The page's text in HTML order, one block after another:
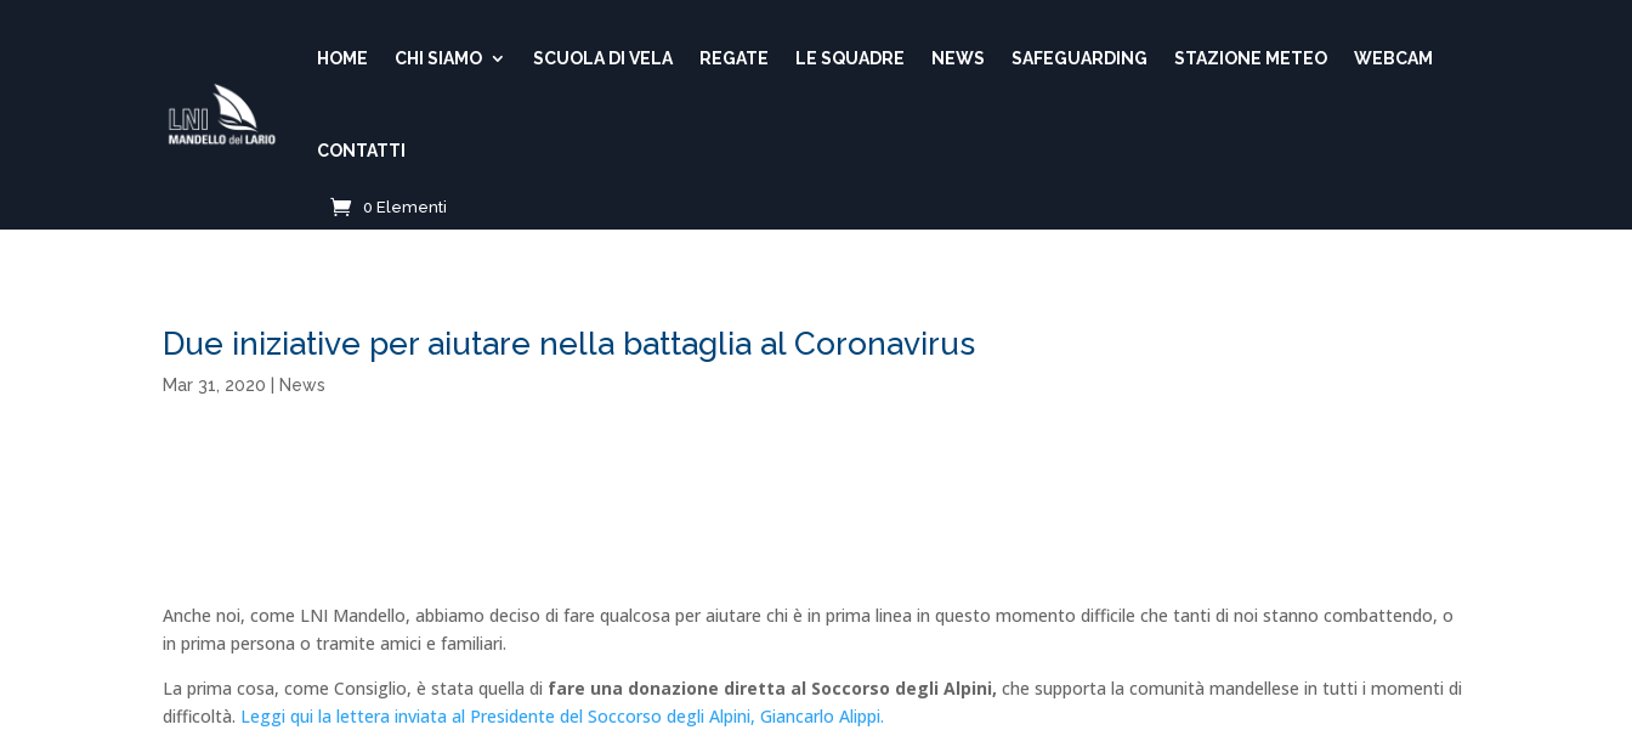
HOME CHI SIAMO SCUOLA DI VELA REGATE LE SQUADRE NEWS SAFEGUARDING STAZIONE METEO WEBCAM
CONTATTI
0 Elementi
Due iniziative per aiutare nella battaglia al Coronavirus
Mar 31, 2020 News
Anche noi, come LNI Mandello, abbiamo deciso di fare qualcosa per aiutare chi è in prima linea in questo momento difficile che tanti di noi stanno combattendo, o
in prima persona o tramite amici e familiari.
La prima cosa, come Consiglio, è stata quella di fare una donazione diretta al Soccorso degli Alpini, che supporta la comunità mandellese in tutti i momenti di
difficoltà. Leggi qui la lettera inviata al Presidente del Soccorso degli Alpini, Giancarlo Alippi.